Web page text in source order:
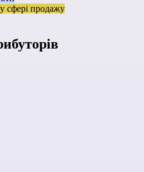
сфері продажу